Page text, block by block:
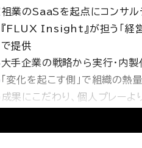
祖業のSaaSを起点にコンサ
『FLUX Insight』が担う「経
で提供
大手企業の戦略から実行・内製
「変化を起こす側」で組織の
成果にこだわり、個人プレー
多様な人材が活躍 AI活用を主
目指すは1,000人規模 市場で